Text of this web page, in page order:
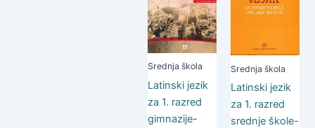
Srednja škola
Latinski jezik
za 1. razred
gimnazije-
Srednja škola
Latinski jezik
za 1. razred
srednje škole-